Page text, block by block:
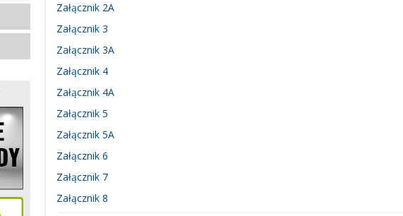
Załącznik 2A
Załącznik 3
Załącznik 3A
Załącznik 4
Załącznik 4A
Załącznik 5
Załącznik 5A
Załącznik 6
Załącznik 7
Załącznik 8